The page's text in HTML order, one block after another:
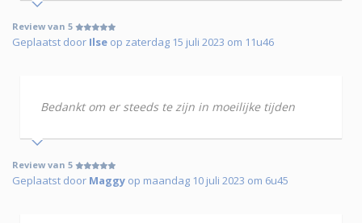
Review van 5
Geplaatst door Ilse op zaterdag 15 juli 2023 om 11u46
Bedankt om er steeds te zijn in moeilijke tijden
Review van 5
Geplaatst door Maggy op maandag 10 juli 2023 om 6u45